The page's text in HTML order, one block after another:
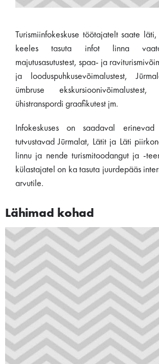
Turismiinfokeskuse töötajatelt saate
keeles tasuta infot linna
majutusasutustest, spaa- ja
ja looduspuhkusevõimalustest,
ümbruse
ühistranspordi graafikutest jm.
Infokeskuses on saadaval
tutvustavad Jūrmalat, Lätit ja Läti
linnu ja nende turismitoodangut ja -
külastajatel on ka tasuta juurdepääs
arvutile.
Lähimad kohad